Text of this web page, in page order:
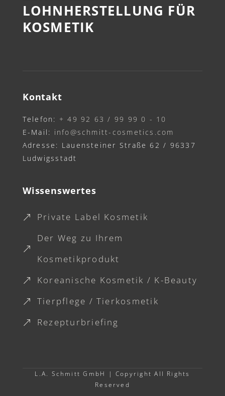
LOHNHERSTELLUNG FÜR
KOSMETIK
Kontakt
Telefon: + 49 92 63 / 99 99 0 - 10
E-Mail: info@schmitt-cosmetics.com
Adresse: Lauensteiner Straße 62 / 96337
Ludwigsstadt
Wissenswertes
& Private Label Kosmetik
&
Der Weg zu Ihrem
Kosmetikprodukt
& Koreanische Kosmetik / K-Beauty
& Tierpflege / Tierkosmetik
& Rezepturbriefing
L.A. Schmitt GmbH | Copyright All Rights
Reserved